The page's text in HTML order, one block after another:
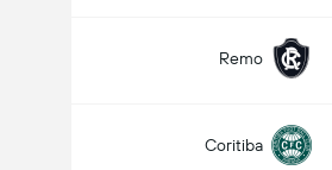
Remo
Coritiba